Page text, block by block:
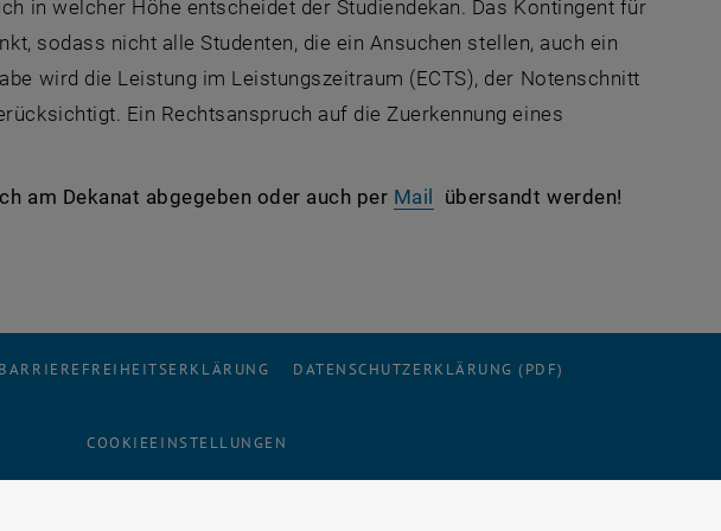
in welcher Höhe entscheidet der Studiendekan. Das Kontingent für
sodass nicht alle Studenten, die ein Ansuchen stellen, auch ein
wird die Leistung im Leistungszeitraum (ECTS), der Notenschnitt
Ein Rechtsanspruch auf die Zuerkennung eines
am Dekanat abgegeben oder auch per Mail übersandt werden!
BARRIEREFREIHEITSERKLÄRUNG DATENSCHUTZERKLÄRUNG (PDF)
COOKIEEINSTELLUNGEN